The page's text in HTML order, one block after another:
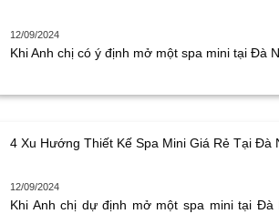
12/09/2024
Khi Anh chị có ý định mở một spa mini tại Đà
4 Xu Hướng Thiết Kế Spa Mini Giá Rẻ Tại Đà
12/09/2024
Khi Anh chị dự định mở một spa mini tại Đà